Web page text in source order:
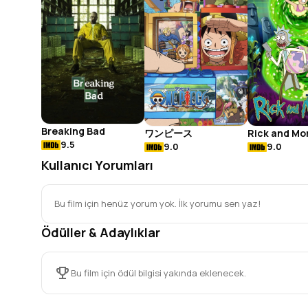
Breaking Bad
9.5
ワンピース
9.0
Rick and
9.0
Kullanıcı Yorumları
Bu film için henüz yorum yok. İlk yorumu sen yaz!
Ödüller & Adaylıklar
Bu film için ödül bilgisi yakında eklenecek.